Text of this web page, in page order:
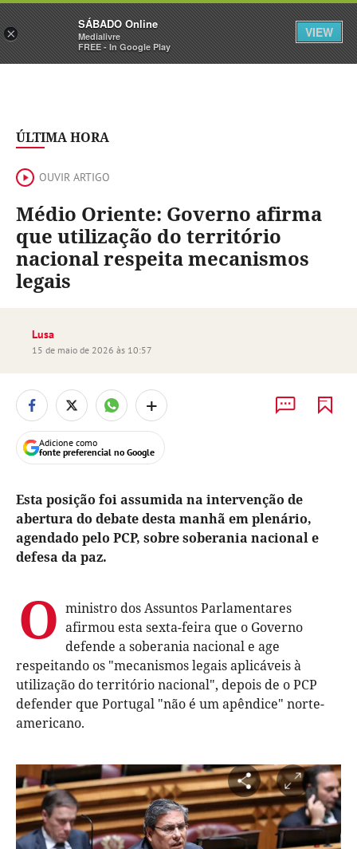
Sábado Assine Iniciar Sessão
ÚLTIMA HORA
OUVIR ARTIGO
Médio Oriente: Governo afirma
que utilização do território
nacional respeita mecanismos
legais
Lusa
15 de maio de 2026 às 10:57
+
Adicione como
fonte preferencial no Google
Esta posição foi assumida na intervenção de
abertura do debate desta manhã em plenário,
agendado pelo PCP, sobre soberania nacional e
defesa da paz.
O ministro dos Assuntos Parlamentares
afirmou esta sexta-feira que o Governo
defende a soberania nacional e age
respeitando os "mecanismos legais aplicáveis à
utilização do território nacional", depois de o PCP
defender que Portugal "não é um apêndice" norte-
americano.
×
SÁBADO Online
Medialivre
FREE - In Google Play
VIEW